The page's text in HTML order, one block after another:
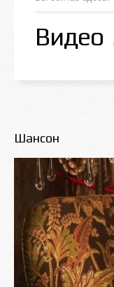
Видео
Шансон